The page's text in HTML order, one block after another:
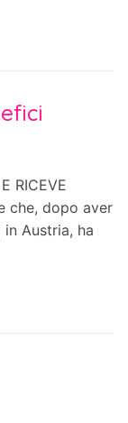
RICEVE
che, dopo aver
Austria, ha